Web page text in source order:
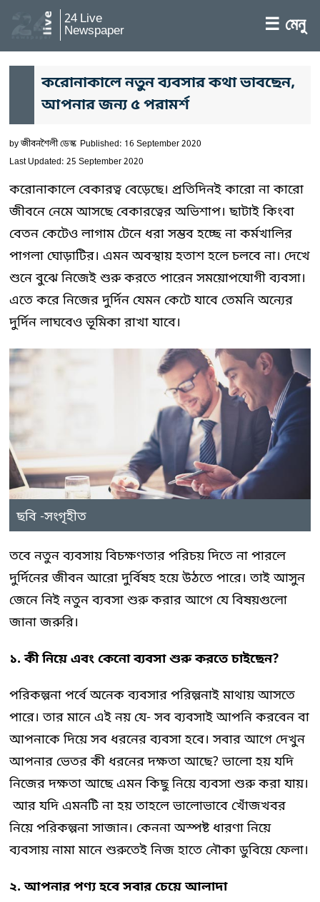
24 Live
Newspaper ☰ মেনু
করোনাকালে নতুন ব্যবসার কথা ভাবছেন,
আপনার জন্য ৫ পরামর্শ
byজীবনশৈলী ডেস্ক Published: 16 September 2020
Last Updated: 25 September 2020
করোনাকালে বেকারত্ব বেড়েছে। প্রতিদিনই কারো না কারো
জীবনে নেমে আসছে বেকারত্বের অভিশাপ। ছাটাই কিংবা
বেতন কেটেও লাগাম টেনে ধরা সম্ভব হচ্ছে না কর্মখালির
পাগলা ঘোড়াটির। এমন অবস্থায় হতাশ হলে চলবে না। দেখে
শুনে বুঝে নিজেই শুরু করতে পারেন সময়োপযোগী ব্যবসা।
এতে করে নিজের দুর্দিন যেমন কেটে যাবে তেমনি অন্যের
দুর্দিন লাঘবেও ভূমিকা রাখা যাবে।
ছবি -সংগৃহীত
তবে নতুন ব্যবসায় বিচক্ষণতার পরিচয় দিতে না পারলে
দুর্দিনের জীবন আরো দুর্বিষহ হয়ে উঠতে পারে। তাই আসুন
জেনে নিই নতুন ব্যবসা শুরু করার আগে যে বিষয়গুলো
জানা জরুরি।
১. কী নিয়ে এবং কেনো ব্যবসা শুরু করতে চাইছেন?
পরিকল্পনা পর্বে অনেক ব্যবসার পরিল্পনাই মাথায় আসতে
পারে। তার মানে এই নয় যে- সব ব্যবসাই আপনি করবেন বা
আপনাকে দিয়ে সব ধরনের ব্যবসা হবে। সবার আগে দেখুন
আপনার ভেতর কী ধরনের দক্ষতা আছে? ভালো হয় যদি
নিজের দক্ষতা আছে এমন কিছু নিয়ে ব্যবসা শুরু করা যায়।
আর যদি এমনটি না হয় তাহলে ভালোভাবে খোঁজখবর
নিয়ে পরিকল্পনা সাজান। কেননা অস্পষ্ট ধারণা নিয়ে
ব্যবসায় নামা মানে শুরুতেই নিজ হাতে নৌকা ডুবিয়ে ফেলা।
২. আপনার পণ্য হবে সবার চেয়ে আলাদা